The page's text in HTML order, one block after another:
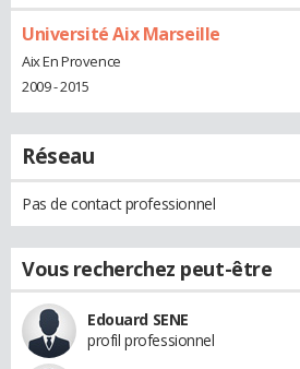
Université Aix Marseille
Aix En Provence
2009 - 2015
Réseau
Pas de contact professionnel
Vous recherchez peut-être
Edouard SENE
profil professionnel